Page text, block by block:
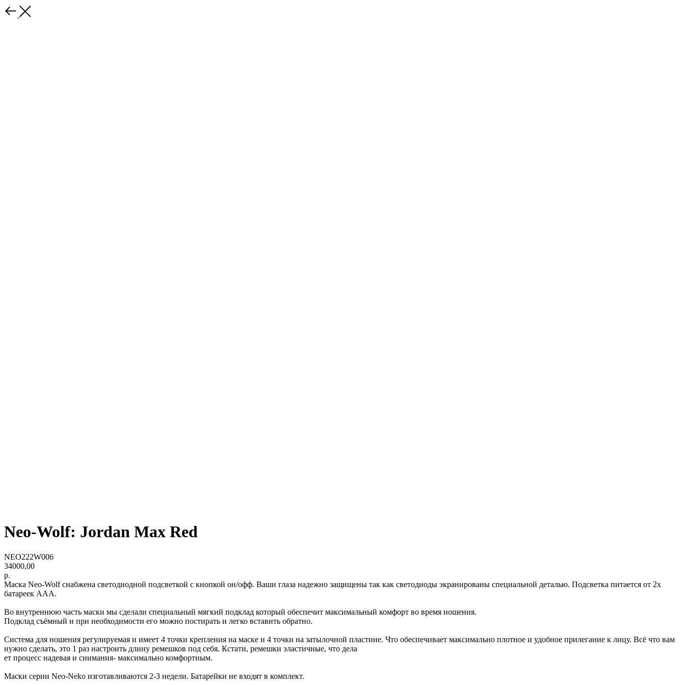
Neo-Wolf: Jordan Max Red
NEO222W006
34000,00
р.
Маска Neo-Wolf снабжена светодиодной подсветкой с кнопкой он/офф. Ваши глаза надежно защищены так как светодиоды экранированы специальной деталью. Подсветка питается от 2х
батареек ААА.
Во внутреннюю часть маски мы сделали специальный мягкий подклад который обеспечит максимальный комфорт во время ношения.
Подклад съёмный и при необходимости его можно постирать и легко вставить обратно.
Система для ношения регулируемая и имеет 4 точки крепления на маске и 4 точки на затылочной пластине. Что обеспечивает максимально плотное и удобное прилегание к лицу. Всё что вам
нужно сделать, это 1 раз настроить длину ремешков под себя. Кстати, ремешки эластичные, что дела
ет процесс надевая и снимания- максимально комфортным.
Маски серии Neo-Neko изготавливаются 2-3 недели. Батарейки не входят в комплект.